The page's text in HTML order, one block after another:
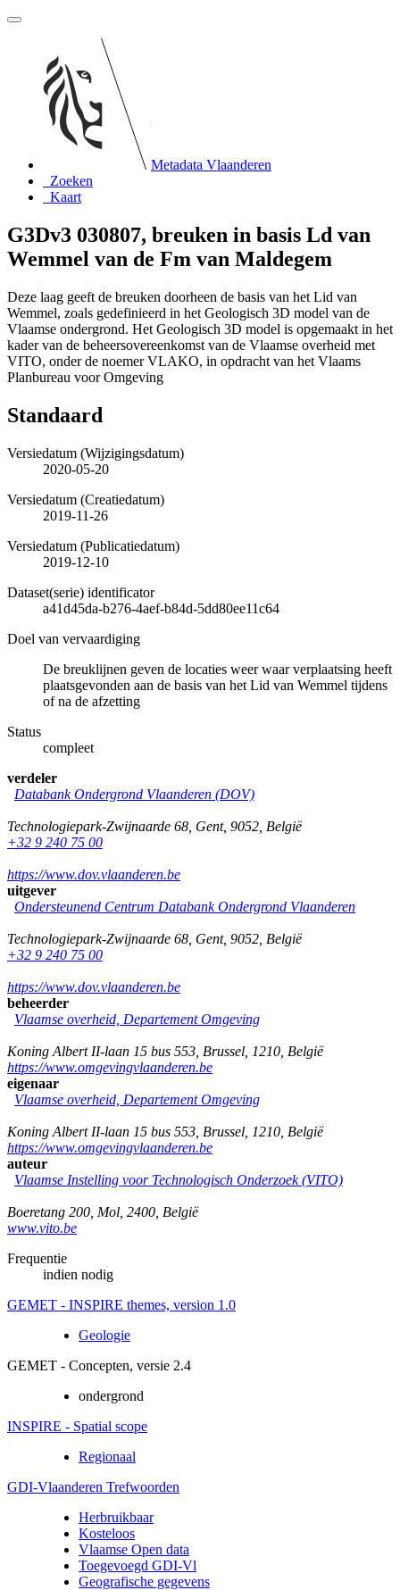
Metadata Vlaanderen
Zoeken
Kaart
G3Dv3 030807, breuken in basis Ld van
Wemmel van de Fm van Maldegem
Deze laag geeft de breuken doorheen de basis van het Lid van
Wemmel, zoals gedefinieerd in het Geologisch 3D model van de
Vlaamse ondergrond. Het Geologisch 3D model is opgemaakt in het
kader van de beheersovereenkomst van de Vlaamse overheid met
VITO, onder de noemer VLAKO, in opdracht van het Vlaams
Planbureau voor Omgeving
Standaard
Versiedatum (Wijzigingsdatum)
2020-05-20
Versiedatum (Creatiedatum)
2019-11-26
Versiedatum (Publicatiedatum)
2019-12-10
Dataset(serie) identificator
a41d45da-b276-4aef-b84d-5dd80ee11c64
Doel van vervaardiging
De breuklijnen geven de locaties weer waar verplaatsing heeft
plaatsgevonden aan de basis van het Lid van Wemmel tijdens
of na de afzetting
Status
compleet
verdeler
Databank Ondergrond Vlaanderen (DOV)
Technologiepark-Zwijnaarde 68 Gent, 9052 België
+32 9 240 75 00
https://www.dov.vlaanderen.be
uitgever
Ondersteunend Centrum Databank Ondergrond Vlaanderen
Technologiepark-Zwijnaarde 68 Gent, 9052 België
+32 9 240 75 00
https://www.dov.vlaanderen.be
beheerder
Vlaamse overheid, Departement Omgeving
Koning Albert II-laan 15 bus 553 Brussel 1210 België
https://www.omgevingvlaanderen.be
eigenaar
Vlaamse overheid, Departement Omgeving
Koning Albert II-laan 15 bus 553 Brussel 1210 België
https://www.omgevingvlaanderen.be
auteur
Vlaamse Instelling voor Technologisch Onderzoek (VITO)
Boeretang 200 Mol 2400 België
www.vito.be
Frequentie
indien nodig
GEMET - INSPIRE themes, version 1.0
Geologie
GEMET - Concepten, versie 2.4
ondergrond
INSPIRE - Spatial scope
Regionaal
GDI-Vlaanderen Trefwoorden
Herbruikbaar
Kosteloos
Vlaamse Open data
Toegevoegd GDI-Vl
Geografische gegevens